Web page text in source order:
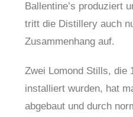
Ballentine’s produziert
tritt die Distillery auch
Zusammenhang auf.
Zwei Lomond Stills, die
installiert wurden, hat
abgebaut und durch